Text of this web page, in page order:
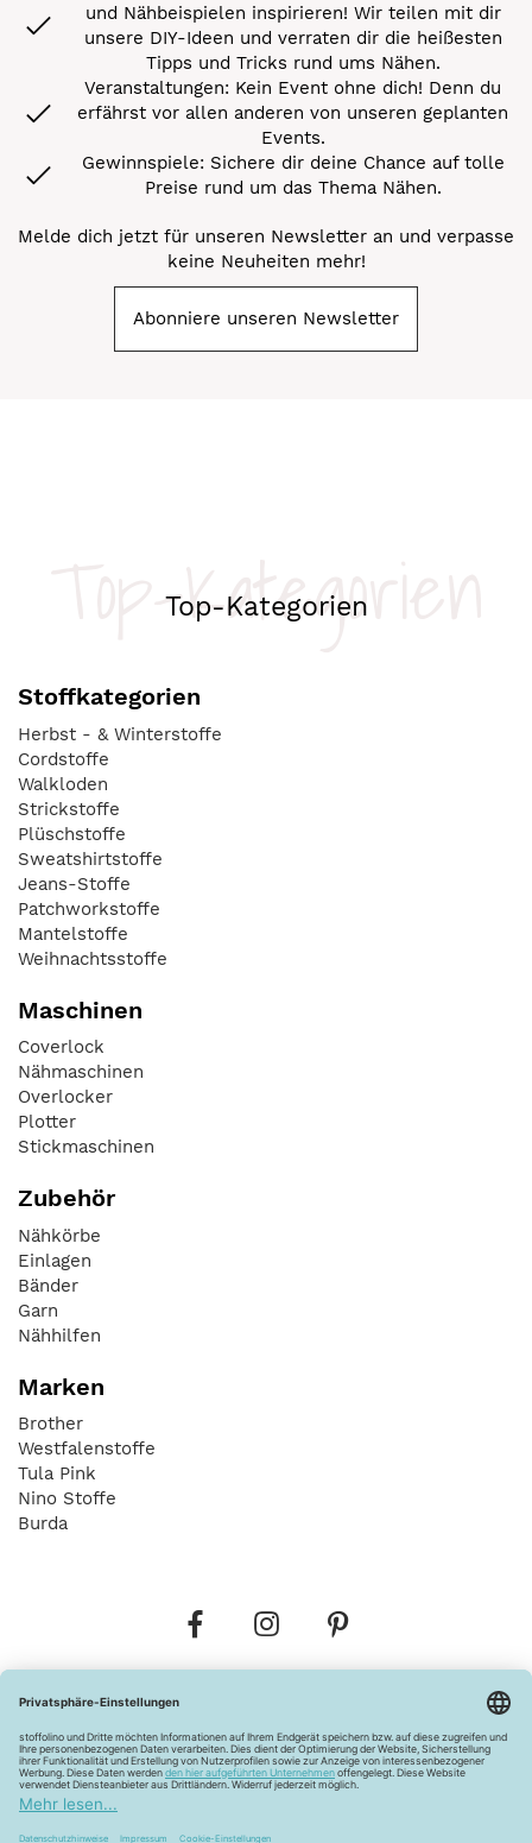
und Nähbeispielen inspirieren! Wir teilen mit dir
unsere DIY-Ideen und verraten dir die heißesten
Tipps und Tricks rund ums Nähen.
Veranstaltungen: Kein Event ohne dich! Denn du
erfährst vor allen anderen von unseren geplanten
Events.
Gewinnspiele: Sichere dir deine Chance auf tolle
Preise rund um das Thema Nähen.
Melde dich jetzt für unseren Newsletter an und verpasse
keine Neuheiten mehr!
Abonniere unseren Newsletter
Top-Kategorien
Top-Kategorien
Stoffkategorien
Herbst - & Winterstoffe
Cordstoffe
Walkloden
Strickstoffe
Plüschstoffe
Sweatshirtstoffe
Jeans-Stoffe
Patchworkstoffe
Mantelstoffe
Weihnachtsstoffe
Maschinen
Coverlock
Nähmaschinen
Overlocker
Plotter
Stickmaschinen
Zubehör
Nähkörbe
Einlagen
Bänder
Garn
Nähhilfen
Marken
Brother
Westfalenstoffe
Tula Pink
Nino Stoffe
Burda
Widerrufsbelehrung Vertrag widerrufen
Barrierefreiheitserklärung